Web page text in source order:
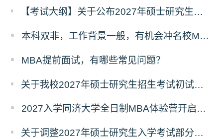
【考试大纲】关于公布2027年硕士研究生入学考试自命题考试科目考试大纲的通知
本科双非，工作背景一般，有机会冲名校MBA吗？
MBA提前面试，有哪些常见问题？
关于我校2027年硕士研究生招生考试初试科目调整的补充公告
2027入学同济大学全日制MBA体验营开启报名！
关于调整2027年硕士研究生入学考试部分专业考试科目的通知